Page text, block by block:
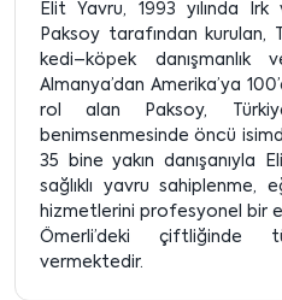
Elit Yavru, 1993 yılında Irk
Paksoy tarafından kurulan,
kedi–köpek danışmanlık
Almanya’dan Amerika’ya
rol alan Paksoy,
benimsenmesinde öncü
35 bine yakın danışanıyla
sağlıklı yavru sahiplenme,
hizmetlerini profesyonel bir
Ömerli’deki çiftliğinde
vermektedir.